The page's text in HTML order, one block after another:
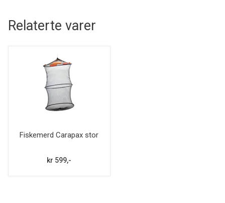
Relaterte varer
Fiskemerd Carapax stor
kr 599,-